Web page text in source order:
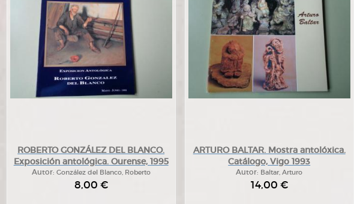
ROBERTO GONZÁLEZ DEL BLANCO.
Exposición antológica. Ourense, 1995
Autor: González del Blanco, Roberto
8,00 €
ARTURO BALTAR. Mostra antolóxica.
Catálogo, Vigo 1993
Autor: Baltar, Arturo
14,00 €